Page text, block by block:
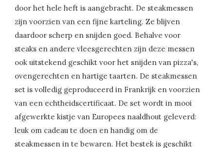
door het hele heft is aangebracht. De steakmessen
zijn voorzien van een fijne karteling. Ze blijven
daardoor scherp en snijden goed. Behalve voor
steaks en andere vleesgerechten zijn deze messen
ook uitstekend geschikt voor het snijden van pizza's,
ovengerechten en hartige taarten. De steakmessen
set is volledig geproduceerd in Frankrijk en voorzien
van een echtheidscertificaat. De set wordt in mooi
afgewerkte kistje van Europees naaldhout geleverd:
leuk om cadeau te doen en handig om de
steakmessen in te bewaren. Het bestek is geschikt